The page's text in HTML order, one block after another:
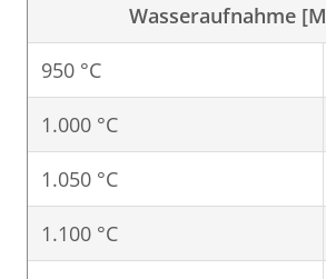
Wasseraufnahme
950 °C
1.000 °C
1.050 °C
1.100 °C